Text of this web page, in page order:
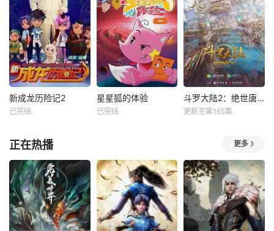
新成龙历险记2
已完结
星星狐的体验
已完结
斗罗大陆2：绝世唐门
更新至第165集
正在热播 更多